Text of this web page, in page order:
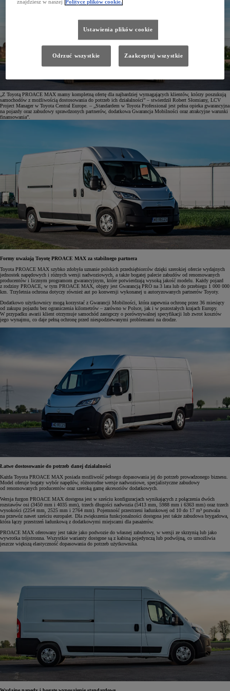
„Z Toyotą PROACE MAX mamy kompletną ofertę dla najbardziej wymagających klientów, którzy poszukują
samochodów z możliwością dostosowania do potrzeb ich działalności” – stwierdził Robert Słomiany, LCV
Project Manager w Toyota Central Europe. – „Standardem w Toyota Professional jest pełna opieka gwarancyjna
na pojazdy oraz zabudowy sprawdzonych partnerów, dodatkowa Gwarancja Mobilności oraz atrakcyjne warunki
finansowania”.
Formy uważają Toyotę PROACE MAX za stabilnego partnera
Toyota PROACE MAX szybko zdobyła uznanie polskich przedsiębiorców dzięki szerokiej ofercie wydajnych
jednostek napędowych i różnych wersji nadwoziowych, a także bogatej palecie zabudów od renomowanych
producentów i licznym programom gwarancyjnym, które potwierdzają wysoką jakość modelu. Każdy pojazd
z rodziny PROACE, w tym PROACE MAX, objęty jest Gwarancją PRO na 3 lata lub do przebiegu 1 000 000
km. Trzyletnia ochrona dotyczy również aut po konwersji wykonanej u autoryzowanych partnerów Toyoty.
Dodatkowo użytkownicy mogą korzystać z Gwarancji Mobilności, która zapewnia ochronę przez 36 miesięcy
od zakupu pojazdu bez ograniczenia kilometrów – zarówno w Polsce, jak i w pozostałych krajach Europy.
W przypadku awarii klient otrzymuje samochód zastępczy o porównywalnej specyfikacji lub zwrot kosztów
jego wynajmu, co daje pełną ochronę przed niespodziewanymi problemami na drodze.
Łatwe dostosowanie do potrzeb danej działalności
Każda Toyota PROACE MAX posiada możliwość pełnego dopasowania jej do potrzeb prowadzonego biznesu.
Model oferuje bogaty wybór napędów, różnorodne wersje nadwoziowe, specjalistyczne zabudowy
od renomowanych producentów oraz szeroką gamę akcesoriów dodatkowych.
Wersja furgon PROACE MAX dostępna jest w sześciu konfiguracjach wynikających z połączenia dwóch
rozstawów osi (3450 mm i 4035 mm), trzech długości nadwozia (5413 mm, 5988 mm i 6363 mm) oraz trzech
wysokości (2254 mm, 2525 mm i 2764 mm). Pojemność przestrzeni ładunkowej od 10 do 17 m³ pozwala
na przewóz nawet sześciu europalet. Dla zwiększenia funkcjonalności dostępna jest także zabudowa brygadowa,
która łączy przestrzeń ładunkową z dodatkowymi miejscami dla pasażerów.
PROACE MAX oferowany jest także jako podwozie do własnej zabudowy, w wersji ze skrzynią lub jako
wywrotka trójstronna. Wszystkie warianty dostępne są z kabiną pojedynczą lub podwójną, co umożliwia
jeszcze większą elastyczność dopasowania do potrzeb użytkownika.
znajdziesz w naszej Polityce plików cookie.
Ustawienia plików cookie
Odrzuć wszystkie Zaakceptuj wszystkie